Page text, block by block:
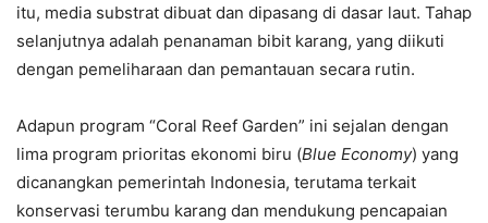
itu, media substrat dibuat dan dipasang di dasar laut. Tahap
selanjutnya adalah penanaman bibit karang, yang diikuti
dengan pemeliharaan dan pemantauan secara rutin.
Adapun program “Coral Reef Garden” ini sejalan dengan
lima program prioritas ekonomi biru (Blue Economy) yang
dicanangkan pemerintah Indonesia, terutama terkait
konservasi terumbu karang dan mendukung pencapaian